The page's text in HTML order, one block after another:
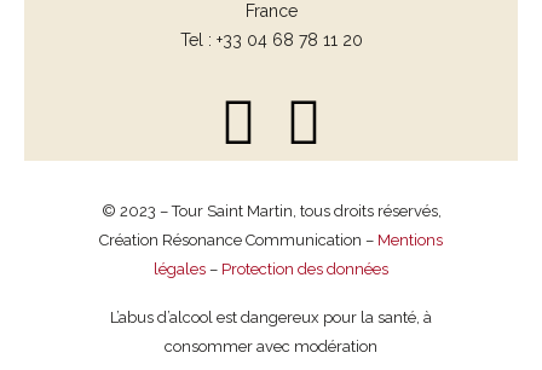
France
Tel : +33 04 68 78 11 20
© 2023 – Tour Saint Martin, tous droits réservés,
Création Résonance Communication – Mentions
légales – Protection des données
L’abus d’alcool est dangereux pour la santé, à
consommer avec modération